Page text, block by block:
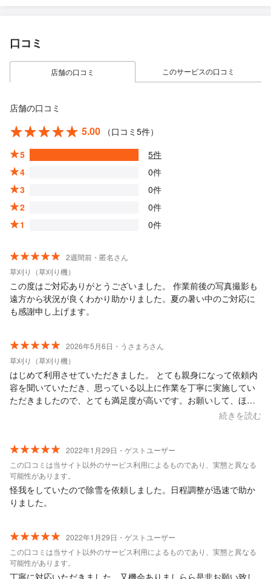
口コミ
店舗の口コミ このサービスの口コミ
店舗の口コミ
5.00
（口コミ5件）
5
5件
4
0件
3
0件
2
0件
1
0件
2週間前・匿名さん
草刈り（草刈り機）
この度はご対応ありがとうございました。 作業前後の写真撮影も
遠方から状況が良くわかり助かりました。夏の暑い中のご対応に
も感謝申し上げます。
2026年5月6日・うさまろさん
草刈り（草刈り機）
はじめて利用させていただきました。 とても親身になって依頼内
容を聞いていただき、思っている以上に作業を丁寧に実施してい
ただきましたので、とても満足度が高いです。お願いして、ほん
とに良かったです。 また困ったときは是非お願いしたいと思いま
続きを読む
2022年1月29日・ゲストユーザー
この口コミは当サイト以外のサービス利用によるものであり、実態と異なる
可能性があります。
怪我をしていたので除雪を依頼しました。日程調整が迅速で助か
りました。
2022年1月29日・ゲストユーザー
この口コミは当サイト以外のサービス利用によるものであり、実態と異なる
可能性があります。
丁寧に対応いただきました。又機会ありましらら是非お願い致し